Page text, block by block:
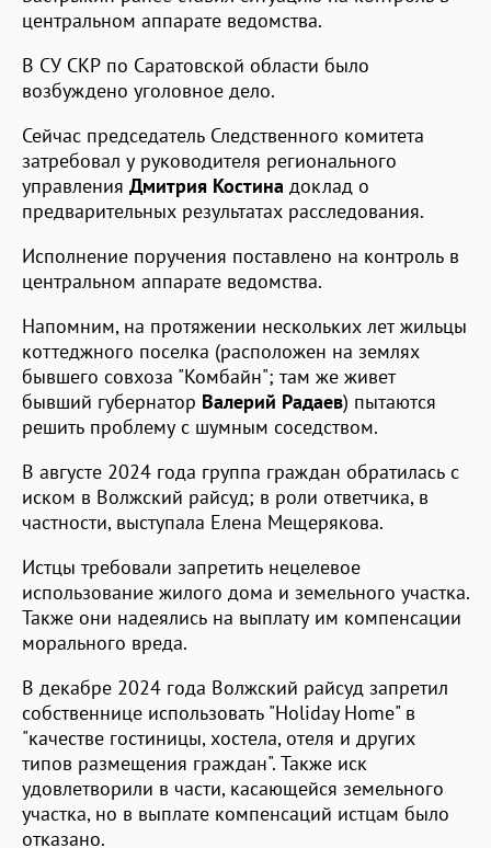
центральном аппарате ведомства.
В СУ СКР по Саратовской области было
возбуждено уголовное дело.
Сейчас председатель Следственного комитета
затребовал у руководителя регионального
управления Дмитрия Костина доклад о
предварительных результатах расследования.
Исполнение поручения поставлено на контроль в
центральном аппарате ведомства.
Напомним, на протяжении нескольких лет жильцы
коттеджного поселка (расположен на землях
бывшего совхоза "Комбайн"; там же живет
бывший губернатор Валерий Радаев) пытаются
решить проблему с шумным соседством.
В августе 2024 года группа граждан обратилась с
иском в Волжский райсуд; в роли ответчика, в
частности, выступала Елена Мещерякова.
Истцы требовали запретить нецелевое
использование жилого дома и земельного участка.
Также они надеялись на выплату им компенсации
морального вреда.
В декабре 2024 года Волжский райсуд запретил
собственнице использовать "Holiday Home" в
"качестве гостиницы, хостела, отеля и других
типов размещения граждан". Также иск
удовлетворили в части, касающейся земельного
участка, но в выплате компенсаций истцам было
отказано.